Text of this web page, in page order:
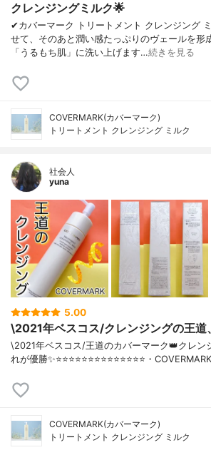
クレンジングミルク🌟
✔︎カバーマーク トリートメント クレンジング
せて、そのあと潤い感たっぷりのヴェールを形
「うるもち肌」に洗い上げます…続きを見る
COVERMARK(カバーマーク)
トリートメント クレンジング ミルク
社会人
yuna
5.00
\2021年ベスコス/クレンジングの王道
\2021年ベスコス/王道のカバーマーク👑クレン
れが優勝✨⭐️⭐️⭐️⭐️⭐️⭐️⭐️⭐️⭐️⭐️⭐️⭐️⭐️⭐️・
COVERMARK(カバーマーク)
トリートメント クレンジング ミルク